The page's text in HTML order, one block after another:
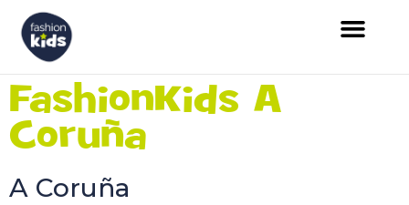
FashionKids A
Coruña
A Coruña